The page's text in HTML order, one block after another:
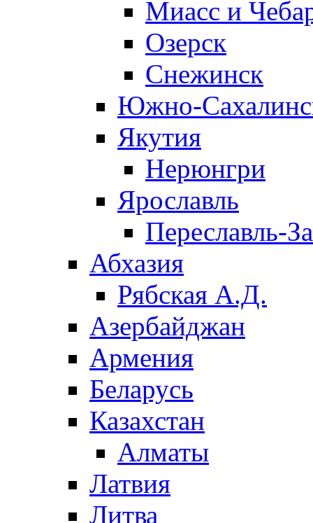
Миасс и
Озерск
Снежинск
Южно-
Якутия
Нерюнгри
Ярославль
Переславль-
Абхазия
Рябская А.Д.
Азербайджан
Армения
Беларусь
Казахстан
Алматы
Латвия
Литва